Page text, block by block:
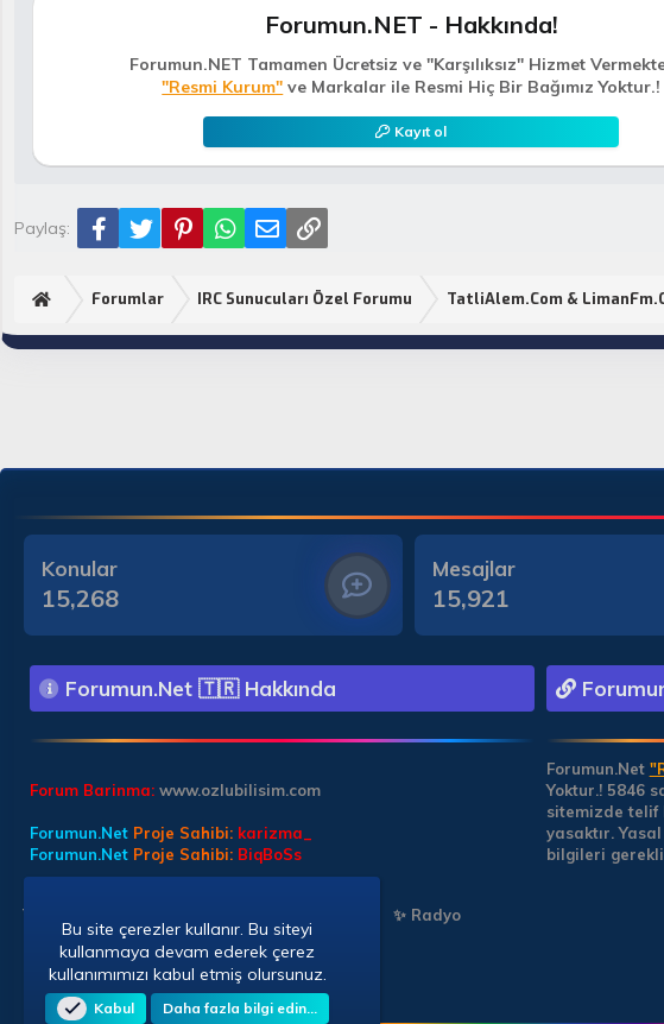
Forumun.NET - Hakkında!
Forumun.NET Tamamen Ücretsiz ve "Karşılıksız" Hizmet
"Resmi Kurum" ve Markalar ile Resmi Hiç Bir Bağımız Yoktur.!
Kayıt ol
Paylaş: Facebook
Twitter PinterestWhatsApp
E-posta
Forumlar IRC Sunucuları Özel Forumu TatliAlem.Com &
Konular
15,268
Mesajlar
15,921
Forumun.Net 🇹🇷 Hakkında
Forum Barinma: www.ozlubilisim.com
Forumun.Net Proje Sahibi: karizma_
Forumun.Net Proje Sahibi: BiqBoSs
Forumun.Net
Yoktur.! 5846
sitemizde telif
yasaktır.
bilgileri
Türkçe (TR) ✨ Radyo
Bu site çerezler kullanır. Bu siteyi
kullanmaya devam ederek çerez
kullanımımızı kabul etmiş olursunuz.
Kabul Daha fazla bilgi edin…